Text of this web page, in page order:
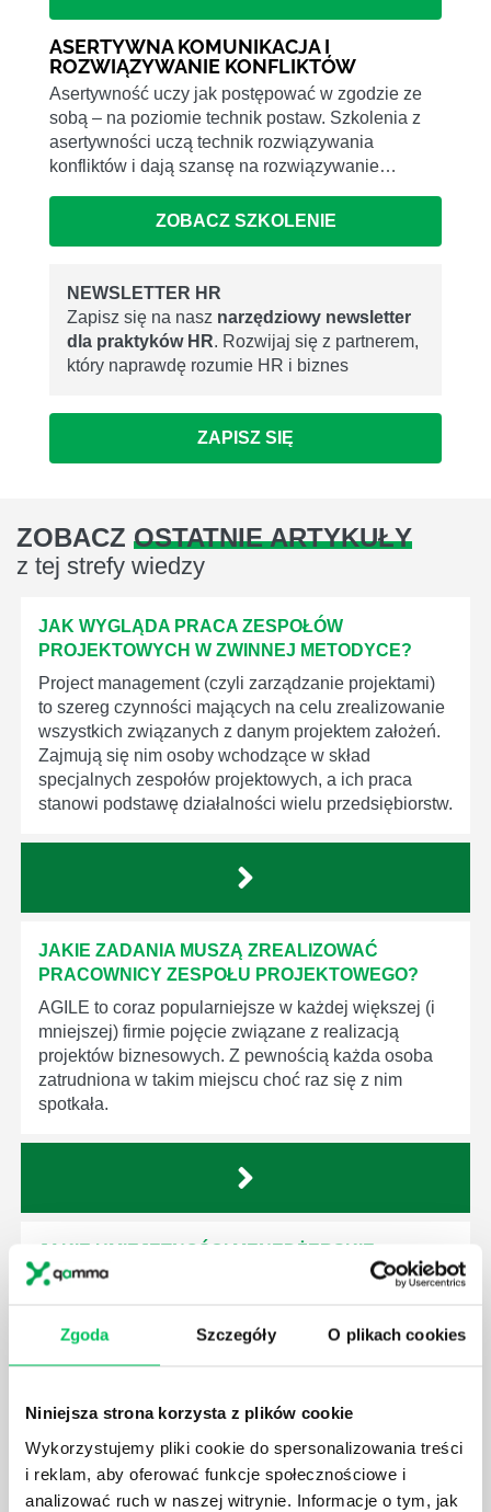
Zgoda Szczegóły O plikach cookies
Niniejsza strona korzysta z plików cookie
Wykorzystujemy pliki cookie do spersonalizowania treści
i reklam, aby oferować funkcje społecznościowe i
analizować ruch w naszej witrynie. Informacje o tym, jak
ASERTYWNA KOMUNIKACJA I
ROZWIĄZYWANIE KONFLIKTÓW
Asertywność uczy jak postępować w zgodzie ze
sobą – na poziomie technik postaw. Szkolenia z
asertywności uczą technik rozwiązywania
konfliktów i dają szansę na rozwiązywanie…
ZOBACZ SZKOLENIE
NEWSLETTER HR
Zapisz się na nasz narzędziowy newsletter
dla praktyków HR. Rozwijaj się z partnerem,
który naprawdę rozumie HR i biznes
ZAPISZ SIĘ
ZOBACZ OSTATNIE ARTYKUŁY
z tej strefy wiedzy
JAK WYGLĄDA PRACA ZESPOŁÓW
PROJEKTOWYCH W ZWINNEJ METODYCE?
Project management (czyli zarządzanie projektami)
to szereg czynności mających na celu zrealizowanie
wszystkich związanych z danym projektem założeń.
Zajmują się nim osoby wchodzące w skład
specjalnych zespołów projektowych, a ich praca
stanowi podstawę działalności wielu przedsiębiorstw.
JAKIE ZADANIA MUSZĄ ZREALIZOWAĆ
PRACOWNICY ZESPOŁU PROJEKTOWEGO?
AGILE to coraz popularniejsze w każdej większej (i
mniejszej) firmie pojęcie związane z realizacją
projektów biznesowych. Z pewnością każda osoba
zatrudniona w takim miejscu choć raz się z nim
spotkała.
JAKIE UMIEJĘTNOŚCI MENEDŻERSKIE
POWINIEN MIEĆ BRYGADZISTA?
kompetentnych pracowników nie będzie w stanie
niezbędna jest osoba nadzorująca wszystkie
czynności wykonywane przez pracowników.